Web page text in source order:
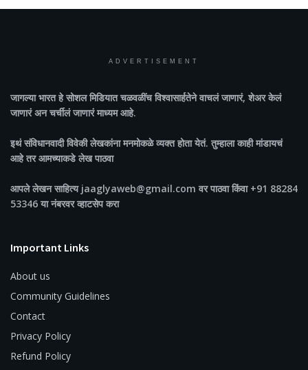
ADVERTISEMENT
जागल्या भारतहे सोशल मिडियात चळवळींच विश्वासार्हतेने वाचलं जाणारं, शेअर केलं
जाणारं अन चर्चीलं जाणारं माध्यम आहे.
इथं संविधानवादी विवेकी लेखकांना मनमोकळे व्यक्त होता येतं. तुम्हाला काही मांडायचं
आहे तर आमच्याकडे लेख पाठवा
आपले लेखन साहित्य jaaglyaweb@gmail.com वर पाठवा किंवा +91 88284
53346 या नंबरवर व्हाटसेप करा
Important Links
About us
Community Guidelines
Contact
Privacy Policy
Refund Policy